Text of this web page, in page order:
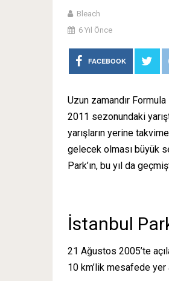
Bleach
6 Yıl Önce
FACEBOOK
Uzun zamandır
2011 sezonundaki
yarışların yerine
gelecek olması büyük
Park’ın, bu yıl da
İstanbul
21 Ağustos 2005’te
10 km’lik mesafede yer